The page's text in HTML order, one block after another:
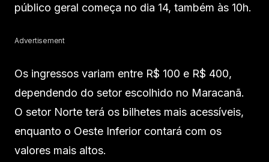
público geral começa no dia 14, também às 10h.
Advertisement
Os ingressos variam entre R$ 100 e R$ 400,
dependendo do setor escolhido no Maracanã.
O setor Norte terá os bilhetes mais acessíveis,
enquanto o Oeste Inferior contará com os
valores mais altos.